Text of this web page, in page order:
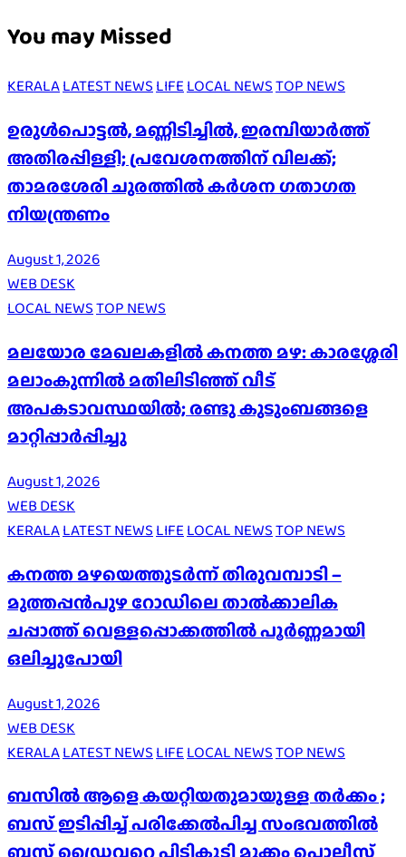
You may Missed
KERALALATEST NEWSLIFELOCAL NEWSTOP NEWS
ഉരുൾപൊട്ടൽ, മണ്ണിടിച്ചിൽ, ഇരമ്പിയാര്‍ത്ത്
അതിരപ്പിള്ളി; പ്രവേശനത്തിന് വിലക്ക്;
താമരശേരി ചുരത്തില്‍ കര്‍ശന ഗതാഗത
നിയന്ത്രണം
August 1, 2026
WEB DESK
LOCAL NEWSTOP NEWS
മലയോര മേഖലകളിൽ കനത്ത മഴ: കാരശ്ശേരി
മലാംകുന്നിൽ മതിലിടിഞ്ഞ് വീട്
അപകടാവസ്ഥയിൽ; രണ്ടു കുടുംബങ്ങളെ
മാറ്റിപ്പാർപ്പിച്ചു
August 1, 2026
WEB DESK
KERALALATEST NEWS LIFE LOCAL NEWSTOP NEWS
കനത്ത മഴയെത്തുടർന്ന് തിരുവമ്പാടി –
മുത്തപ്പൻപുഴ റോഡിലെ താൽക്കാലിക
ചപ്പാത്ത് വെള്ളപ്പൊക്കത്തിൽ പൂർണ്ണമായി
ഒലിച്ചുപോയി
August 1, 2026
WEB DESK
KERALALATEST NEWS LIFE LOCAL NEWSTOP NEWS
ബസിൽ ആളെ കയറ്റിയതുമായുള്ള തർക്കം ;
ബസ് ഇടിപ്പിച്ച് പരിക്കേൽപിച്ച സംഭവത്തിൽ